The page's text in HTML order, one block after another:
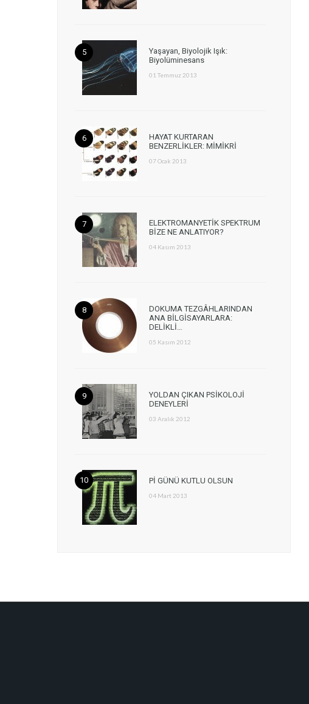
Yaşayan, Biyolojik Işık:
Biyolüminesans
01 Temmuz 2013
HAYAT KURTARAN
BENZERLİKLER: MİMİKRİ
07 Ocak 2013
ELEKTROMANYETİK SPEKTRUM
BİZE NE ANLATIYOR?
04 Kasım 2013
DOKUMA TEZGÂHLARINDAN
ANA BİLGİSAYARLARA:
DELİKLİ…
05 Kasım 2012
YOLDAN ÇIKAN PSİKOLOJİ
DENEYLERİ
03 Aralık 2012
Pİ GÜNÜ KUTLU OLSUN
04 Mart 2013